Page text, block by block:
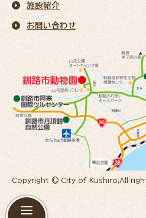
施設紹介
お問い合わせ
Copyright © City of Kushiro,All